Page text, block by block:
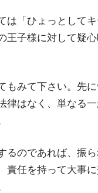
は「ひょっとして
王子様に対して疑
もみて下さい。先
律はなく、単なる
るのであれば、振
責任を持って大事